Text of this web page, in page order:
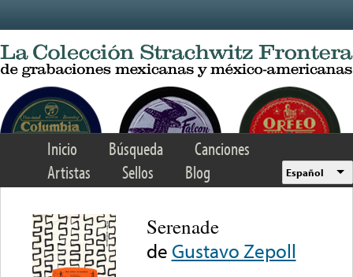
Inicio Búsqueda
Canciones
Artistas
Sellos Blog Español
Serenade
de Gustavo Zepoll